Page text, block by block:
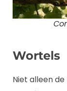
Wortels
Niet alleen